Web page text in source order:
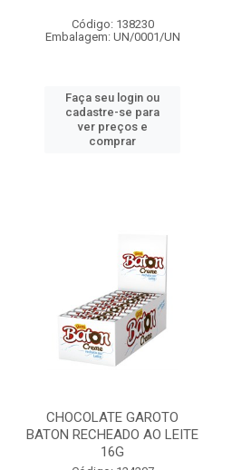
Código: 138230
Embalagem: UN/0001/UN
Faça seu login ou
cadastre-se para
ver preços e
comprar
CHOCOLATE GAROTO
BATON RECHEADO AO LEITE
16G